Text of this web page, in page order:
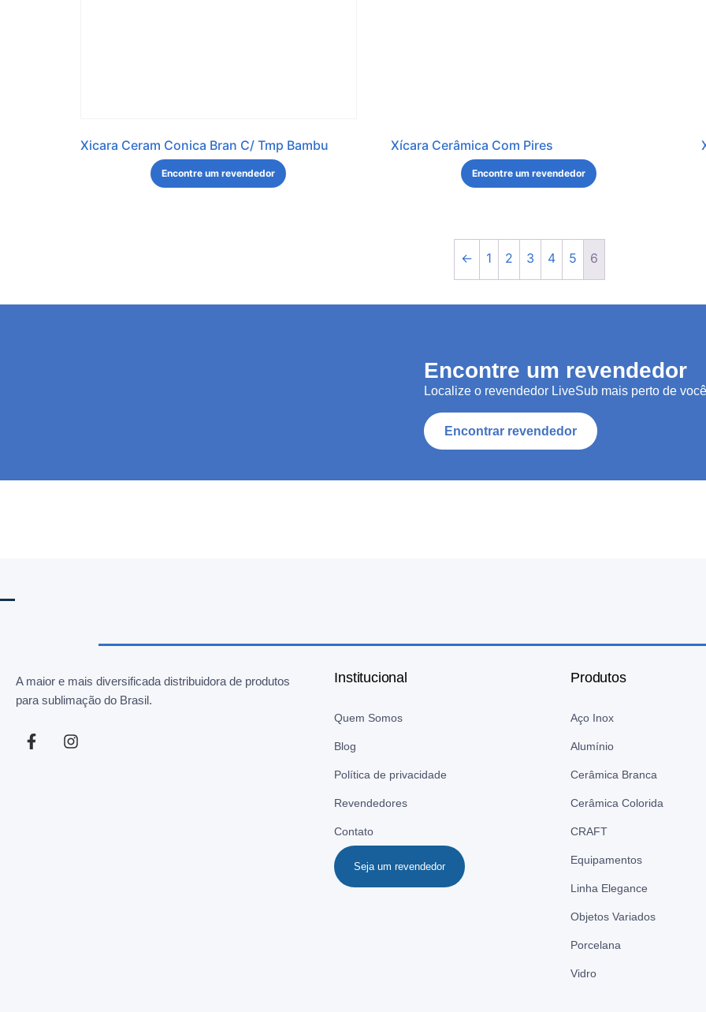
Xicara Ceram Conica Bran C/ Tmp Bambu
Encontre um revendedor
Xícara Cerâmica Com Pires
Encontre um revendedor
← 1 2 3 4 5 6
Encontre um revendedor
Localize o revendedor LiveSub mais perto de
Encontrar revendedor
A maior e mais diversificada distribuidora de produtos
para sublimação do Brasil.
Institucional
Quem Somos
Blog
Política de privacidade
Revendedores
Contato
Seja um revendedor
Produtos
Aço Inox
Alumínio
Cerâmica Branca
Cerâmica Colorida
CRAFT
Equipamentos
Linha Elegance
Objetos Variados
Porcelana
Vidro